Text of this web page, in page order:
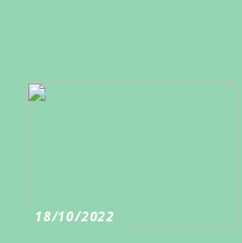
18/10/2022